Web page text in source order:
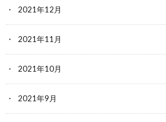
2021年12月
2021年11月
2021年10月
2021年9月